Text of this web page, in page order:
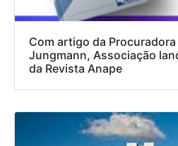
Com artigo da
Jungmann, Associação
da Revista Anape